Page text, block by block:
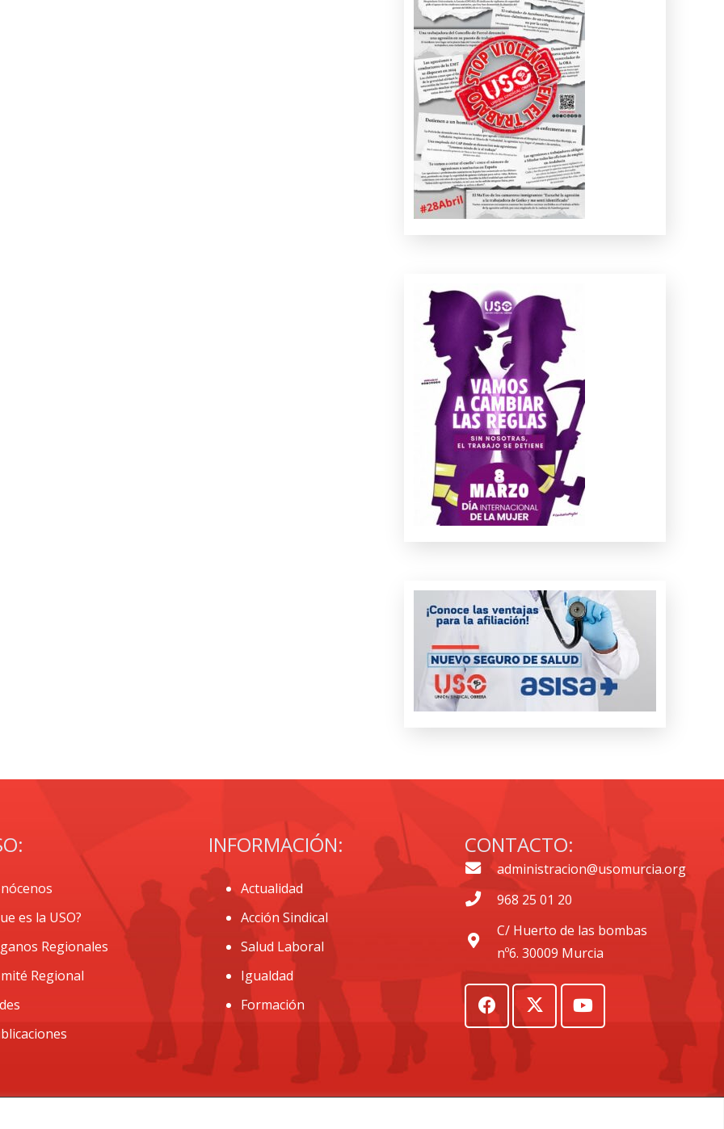
es la USO?
Regionales
Regional
INFORMACIÓN:
Actualidad
Acción Sindical
Salud Laboral
Igualdad
Formación
CONTACTO:
administracion@usomurcia.org
968 25 01 20
C/ Huerto de las bombas
nº6. 30009 Murcia